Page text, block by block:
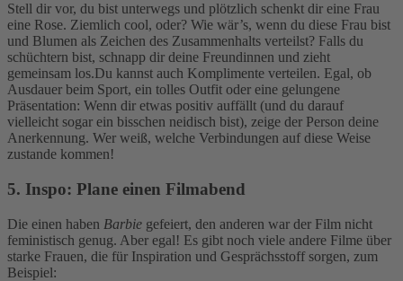
Stell dir vor, du bist unterwegs und plötzlich schenkt dir eine Frau
eine Rose. Ziemlich cool, oder? Wie wär’s, wenn du diese Frau bist
und Blumen als Zeichen des Zusammenhalts verteilst? Falls du
schüchtern bist, schnapp dir deine Freundinnen und zieht
gemeinsam los.Du kannst auch Komplimente verteilen. Egal, ob
Ausdauer beim Sport, ein tolles Outfit oder eine gelungene
Präsentation: Wenn dir etwas positiv auffällt (und du darauf
vielleicht sogar ein bisschen neidisch bist), zeige der Person deine
Anerkennung. Wer weiß, welche Verbindungen auf diese Weise
zustande kommen!
5. Inspo: Plane einen Filmabend
Die einen haben Barbie gefeiert, den anderen war der Film nicht
feministisch genug. Aber egal! Es gibt noch viele andere Filme über
starke Frauen, die für Inspiration und Gesprächsstoff sorgen, zum
Beispiel: